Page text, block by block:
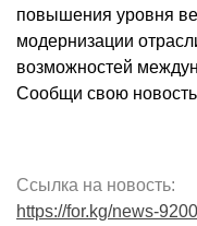
повышения уровня
модернизации
возможностей
Сообщи свою
Ссылка на новость:
https://for.kg/news-